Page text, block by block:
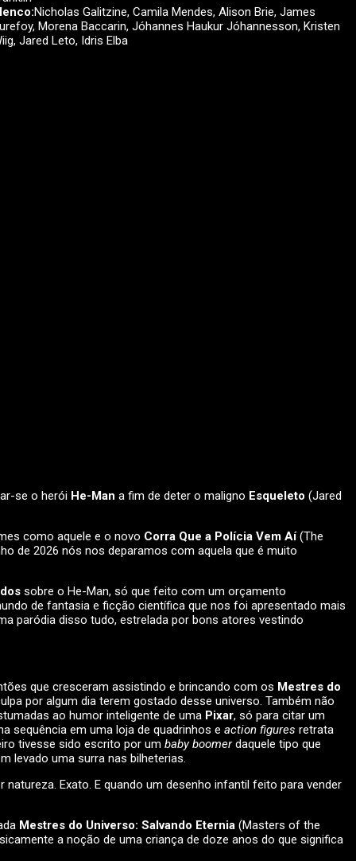
Nicholas Galitzine, Camila Mendes, Alison Brie, James
Morena Baccarin, Jóhannes Haukur Jóhannesson, Kristen
Jared Leto, Idris Elba
se o herói He-Man a fim de deter o maligno Esqueleto (Jared
como aquele e o novo Corra Que a Polícia Vem Aí(The
de 2026 nós nos deparamos com aquela que é muito
sobre o He-Man, só que feito com um orçamento
de fantasia e ficção científica que nos foi apresentado mais
paródia disso tudo, estrelada por bons atores vestindo
que cresceram assistindo e brincando com os Mestres do
por algum dia terem gostado desse universo. Também não
ao humor inteligente de uma Pixar, só para citar um
sequência em uma loja de quadrinhos e action figures retrata
tivesse sido escrito por um baby boomerdaquele tipo que
levado uma surra nas bilheterias.
Exato. E quando um desenho infantil feito para vender
Mestres do Universo: Salvando Eternia (Masters of the
a noção de uma criança de doze anos do que significa